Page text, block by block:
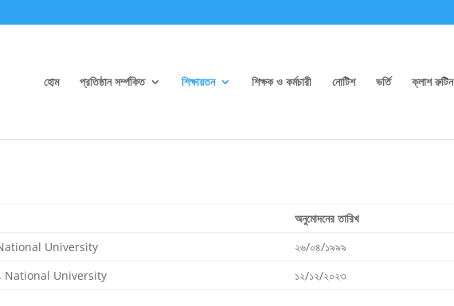
হোম প্রতিষ্ঠান সর্ম্পকিত শিক্ষায়তন শিক্ষক ও কর্মচারী নোটিশ ভর্তি ক্লাশ রুটিন
অনুমোদনের তারিখ
University ২৬/০৪/১৯৯৯
University ১২/১২/২০২৩